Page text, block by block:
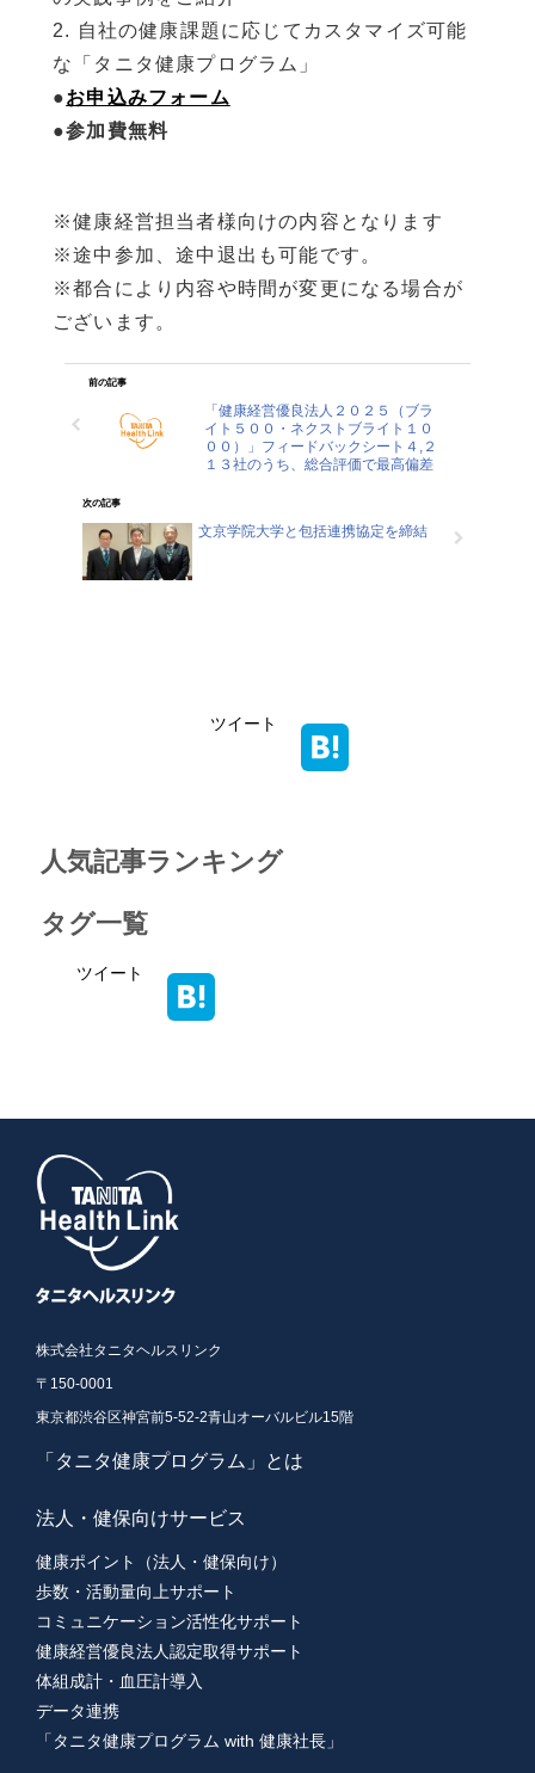
2. 自社の健康課題に応じてカスタマイズ可能
な「タニタ健康プログラム」
●お申込みフォーム
●参加費無料
※健康経営担当者様向けの内容となります
※途中参加、途中退出も可能です。
※都合により内容や時間が変更になる場合が
ございます。
前の記事
「健康経営優良法人２０２５（ブラ
イト５００・ネクストブライト１０
００）」フィードバックシート４,２
１３社のうち、総合評価で最高偏差
次の記事
文京学院大学と包括連携協定を締結
ツイート
人気記事ランキング
タグ一覧
ツイート
株式会社タニタヘルスリンク
〒150-0001
東京都渋谷区神宮前5-52-2青山オーバルビル15階
「タニタ健康プログラム」とは
法人・健保向けサービス
健康ポイント（法人・健保向け）
歩数・活動量向上サポート
コミュニケーション活性化サポート
健康経営優良法人認定取得サポート
体組成計・血圧計導入
データ連携
「タニタ健康プログラム with 健康社長」